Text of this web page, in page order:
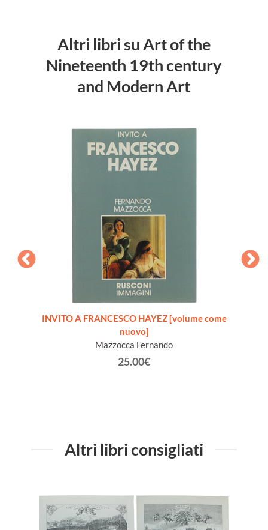
Altri libri su Art of the
Nineteenth 19th century
and Modern Art
INVITO A FRANCESCO HAYEZ [volume come
nuovo]
Mazzocca Fernando
25.00€
Altri libri consigliati